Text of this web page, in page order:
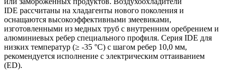
IDE рассчитаны на хладагенты нового поколения и
оснащаются высокоэффективными змеевиками,
изготовленными из медных труб с внутренним оребрением и
алюминиевых ребер специального профиля. Серия IDE для
низких температур (≥ -35 °C) с шагом ребер 10,0 мм,
рекомендуется исполнение с электрическим оттаиванием
(ED).